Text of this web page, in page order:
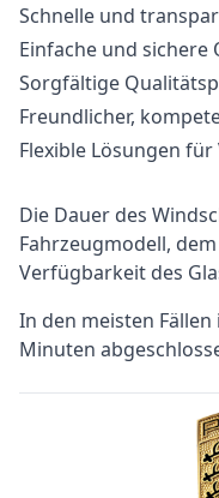
Schnelle und
Einfache und sichere
Sorgfältige
Freundlicher,
Flexible Lösungen
Die Dauer des
Fahrzeugmodell,
Verfügbarkeit des
In den meisten
Minuten